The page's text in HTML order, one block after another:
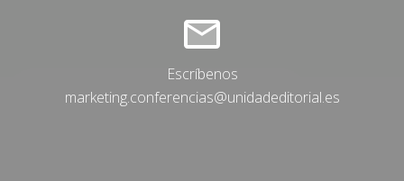
Escríbenos
marketing.conferencias@unidadeditorial.es